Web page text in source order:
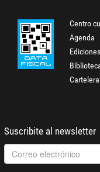
Centro
Agenda
Ediciones
Cartelera
Suscribite al newsletter